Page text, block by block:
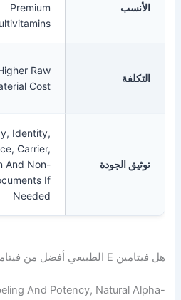
Usually Higher Raw
Material Cost
COA, Assay, Identity,
Source, Carrier,
Allergen And Non-
GMO Documents If
Labeling And Potency,